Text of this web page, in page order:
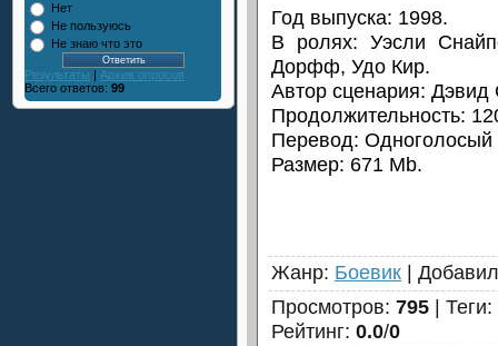
Нет
Не пользуюсь
Не знаю что это
Результаты | Архив опросов
Всего ответов: 99
Год выпуска: 1998.
В ролях: Уэсли
Дорфф, Удо Кир.
Автор сценария: Дэвид
Продолжительность:
Перевод: Одноголосый
Размер: 671 Mb.
Жанр: Боевик | Добавил
Просмотров: 795 | Теги:
Рейтинг: 0.0/0